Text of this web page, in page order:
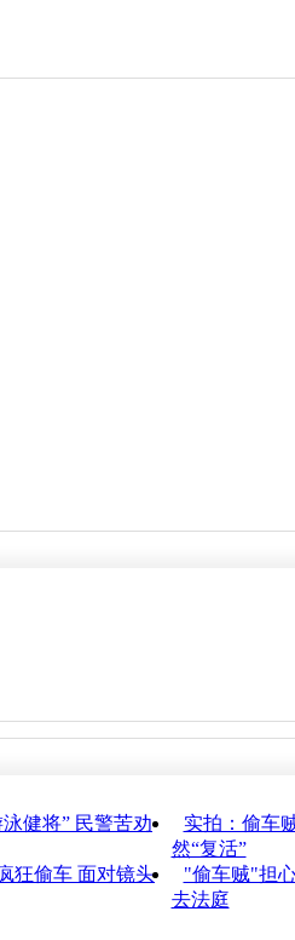
健将” 民警苦劝
实拍：偷车
然“复活”
狂偷车 面对镜头
"偷车贼"担
去法庭